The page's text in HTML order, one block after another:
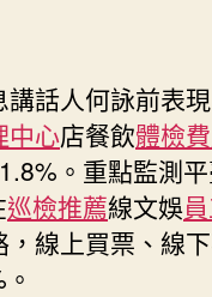
講話人何詠前表
中心店餐飲體檢
。重點監測
巡檢推薦線文娛
線上買票、線